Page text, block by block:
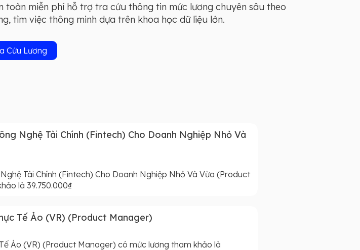
miễn phí hỗ trợ tra cứu thông tin mức lương chuyên sâu theo
tìm việc thông minh dựa trên khoa học dữ liệu lớn.
Cứu Lương
Nghệ Tài Chính (Fintech) Cho Doanh Nghiệp Nhỏ Và
Tài Chính (Fintech) Cho Doanh Nghiệp Nhỏ Và Vừa (Product
là 39.750.000₫
Tế Ảo (VR) (Product Manager)
Ảo (VR) (Product Manager) có mức lương tham khảo là